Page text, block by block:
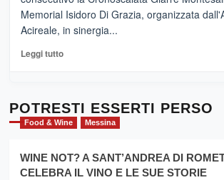
medievali
adesso
Pasta
–
Sicilia
l’
evento
per
la
filiera
Memorial Isidoro Di Grazia, organizzata
Acireale, in sinergia...
Leggi tuttoLeggi
Cronoscalata
Giarre
Montesalice
per
il
POTRESTI ESSERTI PERSO
Food & Wine Messina
WINE NOT? A SANT’ANDREA DI
CELEBRA IL VINO E LE SUE STORIE